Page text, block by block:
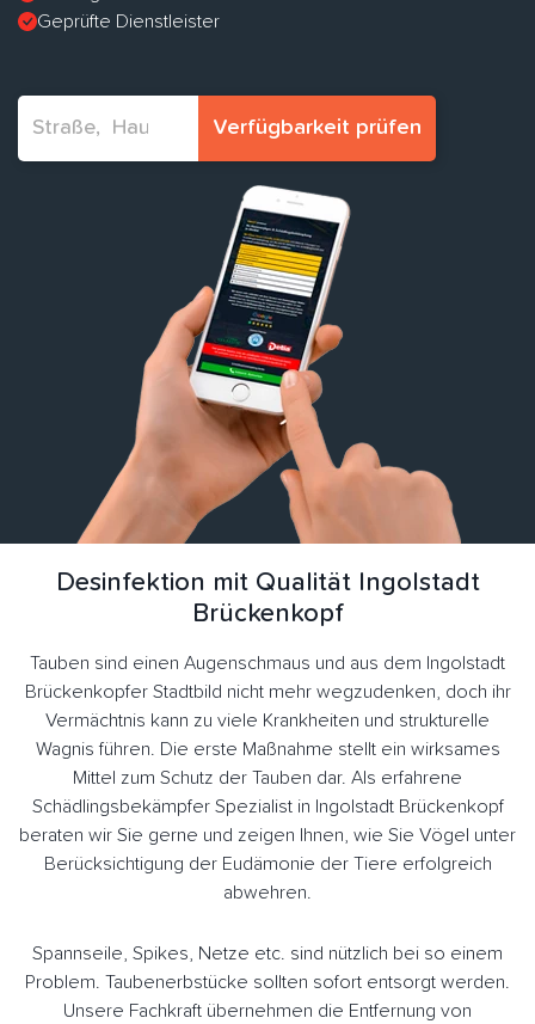
Geprüfte Dienstleister
Verfügbarkeit prüfen
Desinfektion mit Qualität Ingolstadt
Brückenkopf
Tauben sind einen Augenschmaus und aus dem Ingolstadt
Brückenkopfer Stadtbild nicht mehr wegzudenken, doch ihr
Vermächtnis kann zu viele Krankheiten und strukturelle
Wagnis führen. Die erste Maßnahme stellt ein wirksames
Mittel zum Schutz der Tauben dar. Als erfahrene
Schädlingsbekämpfer Spezialist in Ingolstadt Brückenkopf
beraten wir Sie gerne und zeigen Ihnen, wie Sie Vögel unter
Berücksichtigung der Eudämonie der Tiere erfolgreich
abwehren.
Spannseile, Spikes, Netze etc. sind nützlich bei so einem
Problem. Taubenerbstücke sollten sofort entsorgt werden.
Unsere Fachkraft übernehmen die Entfernung von